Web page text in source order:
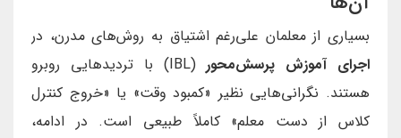
بسیاری از معلمان علی‌رغم اشتیاق به روش‌های مدرن، در
اجرای آموزش پرسش‌محور
(IBL) با تردیدهایی روبرو
هستند. نگرانی‌هایی نظیر «کمبود وقت» یا «خروج کنترل
کلاس از دست معلم» کاملاً طبیعی است. در ادامه،